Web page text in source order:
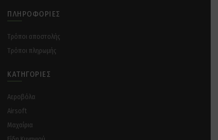
ΠΛΗΡΟΦΟΡΊΕΣ
Tρόποι αποστολής
Tρόποι πληρωμής
ΚΑΤΗΓΟΡΊΕΣ
Αεροβόλα
Airsoft
Μαχαίρια